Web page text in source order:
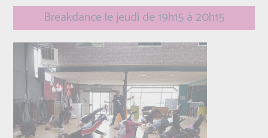
Breakdance le jeudi de 19h15 à 20h15